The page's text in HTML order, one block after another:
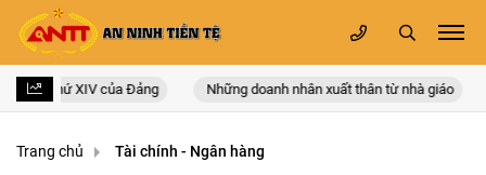
lần thứ XIV của Đảng Những doanh nhân xuất thân từ nhà giáo
Trang chủ Tài chính - Ngân hàng